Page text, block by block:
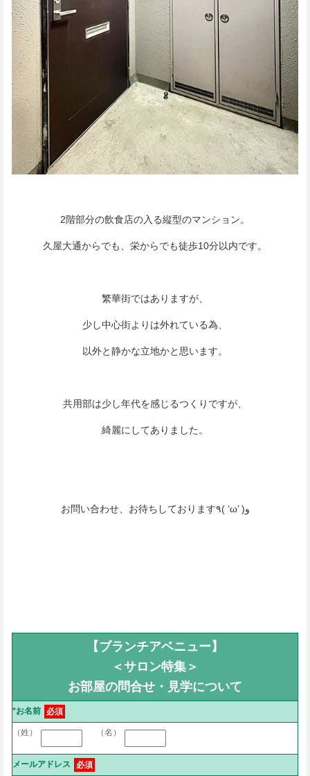
2階部分の飲食店の入る縦型のマンション。
久屋大通からでも、栄からでも徒歩10分以内です。
繁華街ではありますが、
少し中心街よりは外れている為、
以外と静かな立地かと思います。
共用部は少し年代を感じるつくりですが、
綺麗にしてありました。
お問い合わせ、お待ちしております٩( ‘ω’ )و
【ブランチアベニュー】
＜サロン特集＞
お部屋の問合せ・見学について
*お名前 必須
（姓） （名）
メールアドレス 必須